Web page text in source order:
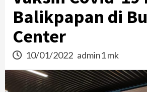
Balikpapan di
Center
10/01/2022 admin1 mk